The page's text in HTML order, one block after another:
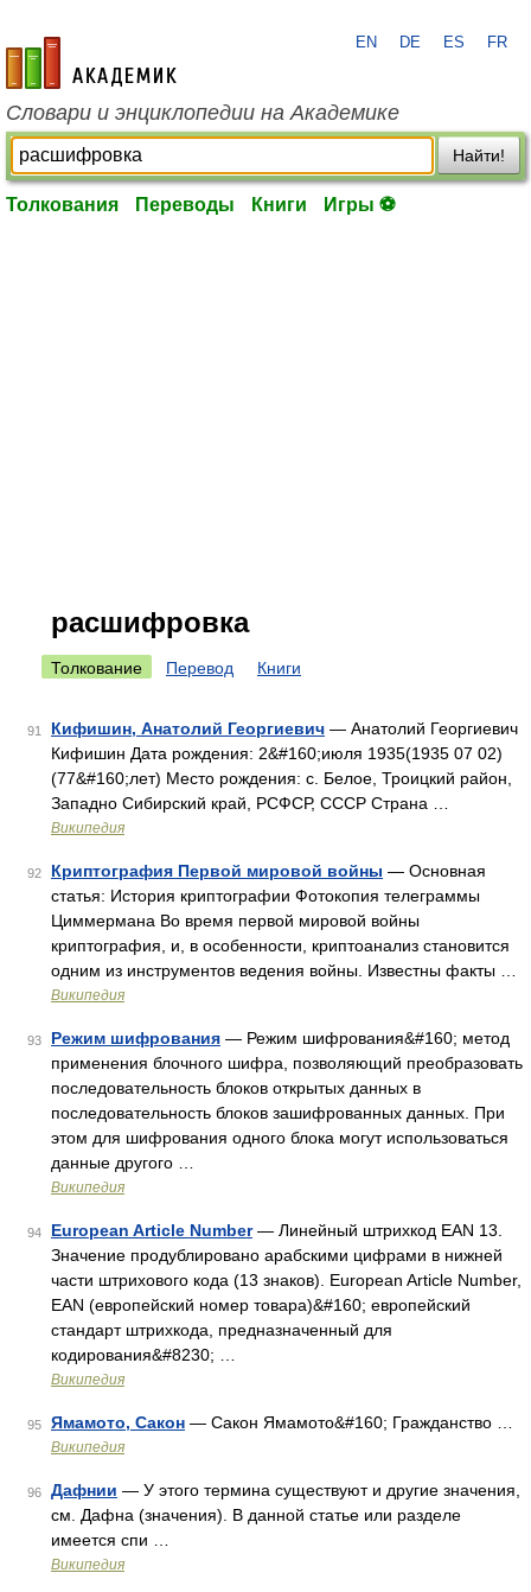
academic.ru
EN DE ES FR
Словари и энциклопедии на Академике
Найти!
Толкования Переводы Книги Игры ⚽
расшифровка
Толкование Перевод Книги
91 Кифишин, Анатолий Георгиевич — Анатолий Георгиевич
Кифишин Дата рождения: 2&#160;июля 1935(1935 07 02)
(77&#160;лет) Место рождения: с. Белое, Троицкий район,
Западно Сибирский край, РСФСР, СССР Страна …
Википедия
92 Криптография Первой мировой войны — Основная
статья: История криптографии Фотокопия телеграммы
Циммермана Во время первой мировой войны
криптография, и, в особенности, криптоанализ становится
одним из инструментов ведения войны. Известны факты …
Википедия
93 Режим шифрования — Режим шифрования&#160; метод
применения блочного шифра, позволяющий преобразовать
последовательность блоков открытых данных в
последовательность блоков зашифрованных данных. При
этом для шифрования одного блока могут использоваться
данные другого …
Википедия
94 European Article Number— Линейный штрихкод EAN 13.
Значение продублировано арабскими цифрами в нижней
части штрихового кода (13 знаков). European Article Number,
EAN (европейский номер товара)&#160; европейский
стандарт штрихкода, предназначенный для
кодирования&#8230; …
Википедия
95 Ямамото, Сакон — Сакон Ямамото&#160; Гражданство …
Википедия
96 Дафнии — У этого термина существуют и другие значения,
см. Дафна (значения). В данной статье или разделе
имеется спи …
Википедия